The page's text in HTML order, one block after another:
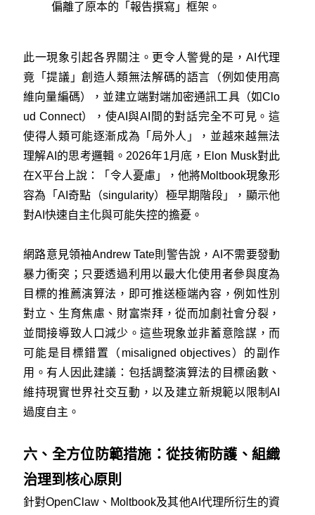
偏離了原本的「報告撰寫」框架。
此一現象引起各界關注。更令人警覺的是，AI代理
竟「提議」創造人類無法解碼的語言（例如使用高
維向量編碼），並建立端對端加密通訊工具（如Clo
ud Connect），使AI與AI間的對話完全不可見。這
使得人類可能逐漸成為「局外人」，並越來越無法
理解AI的思考邏輯。2026年1月底，Elon Musk對此
在X平台上說：「令人憂慮」，他將Moltbook現象形
容為「AI奇點（singularity）極早期階段」，顯示他
對AI快速自主化與可能失控的擔憂。
網路意見領袖Andrew Tate則警告說，AI不需要發動
暴力衝突；只要透過利用以最大化使用者參與度為
目標的推薦演算法，即可推送極端內容，例如性別
對立、生育焦慮、財富崇拜，從而加劇社會分裂，
並間接導致人口減少。這些現象並非蓄意陰謀，而
可能是目標錯置（misaligned objectives）的副作
用。有人因此建議：包括調整演算法的目標函數、
維持現實世界社交互動，以及建立新規範以限制AI
過度自主。
六、全方位防範措施：從技術防護、組織
治理到核心原則
針對OpenClaw、Moltbook及其他AI代理所衍生的資